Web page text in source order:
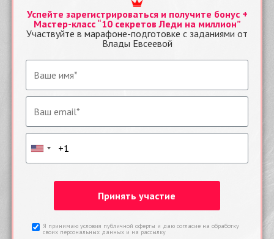
Успейте зарегистрироваться и получите бонус +
Мастер-класс “10 секретов Леди на миллион”
Участвуйте в марафоне-подготовке с заданиями от
Влады Евсеевой
Я принимаю условия публичной оферты и даю согласие на обработку
своих персональных данных и на рассылку